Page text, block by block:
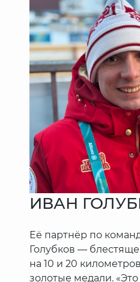
ИВАН
Её партнёр по
Голубков —
на 10 и 20
золотые медали.